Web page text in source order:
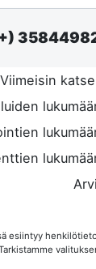
Viimeisin
esiintyy